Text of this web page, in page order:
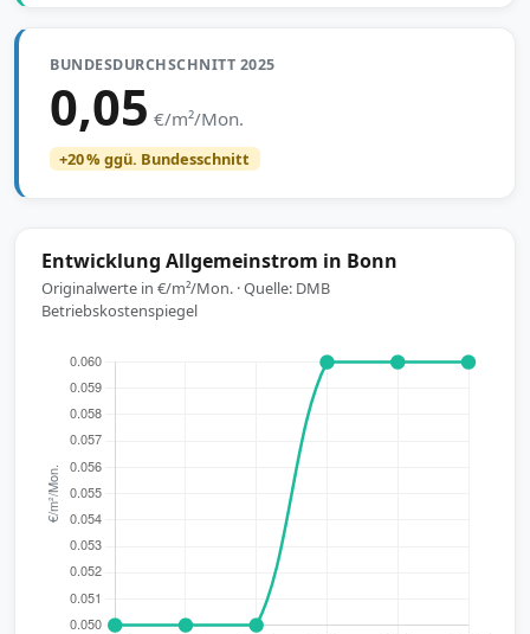
BUNDESDURCHSCHNITT 2025
0,05 €/m²/Mon.
+20 % ggü. Bundesschnitt
Entwicklung Allgemeinstrom in Bonn
Originalwerte in €/m²/Mon. · Quelle: DMB
Betriebskostenspiegel